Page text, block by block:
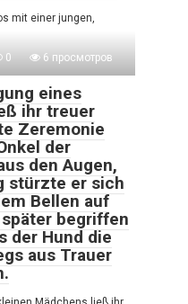
mit einer jungen,
0 6 просмотров
eines
ihr treuer
Zeremonie
der
den Augen,
stürzte er sich
Bellen auf
begriffen
der Hund die
aus Trauer